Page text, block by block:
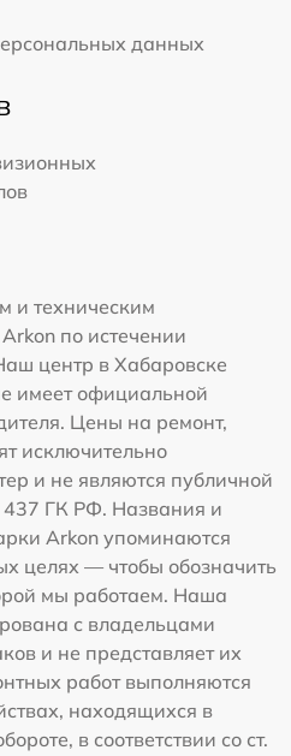
данных
и техническим
по истечении
центр в Хабаровске
имеет официальной
Цены на ремонт,
исключительно
и не являются публичной
437 ГК РФ. Названия и
Arkon упоминаются
целях — чтобы обозначить
мы работаем. Наша
с владельцами
и не представляет их
работ выполняются
находящихся в
в соответствии со ст.